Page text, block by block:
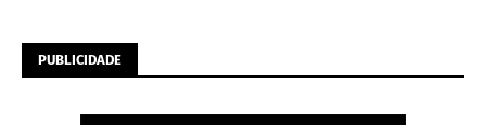
PUBLICIDADE